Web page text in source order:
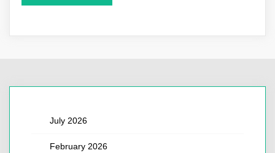
July 2026
February 2026